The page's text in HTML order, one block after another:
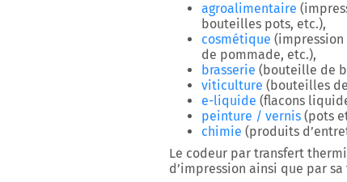
agroalimentaire
bouteilles pots, etc.),
cosmétique
de pommade, etc.),
brasserie (bouteille de
viticulture (bouteilles
e-liquide (flacons
peinture / vernis (pots
chimie (produits
Le codeur par transfert
d’impression ainsi que par